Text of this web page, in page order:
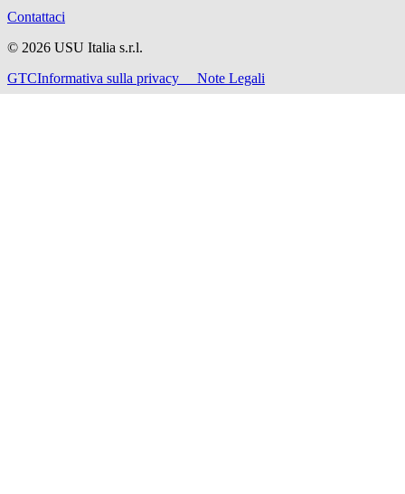
Contattaci
© 2026 USU Italia s.r.l.
GTCInformativa sulla privacy Note Legali